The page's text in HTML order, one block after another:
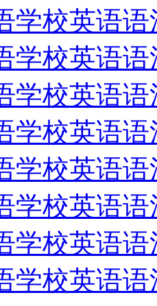
学校英语语
学校英语语
学校英语语
学校英语语
学校英语语
学校英语语
学校英语语
学校英语语